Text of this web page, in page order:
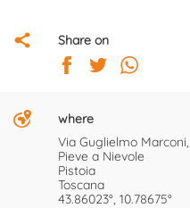
Share on
where
Via Guglielmo Marconi,
Pieve a Nievole
Pistoia
Toscana
43.86023°, 10.78675°